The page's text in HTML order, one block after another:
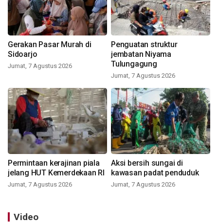
Gerakan Pasar Murah di
Sidoarjo
Jumat, 7 Agustus 2026
Penguatan struktur
jembatan Niyama
Tulungagung
Jumat, 7 Agustus 2026
Permintaan kerajinan piala
jelang HUT Kemerdekaan RI
Jumat, 7 Agustus 2026
Aksi bersih sungai di
kawasan padat penduduk
Jumat, 7 Agustus 2026
Video